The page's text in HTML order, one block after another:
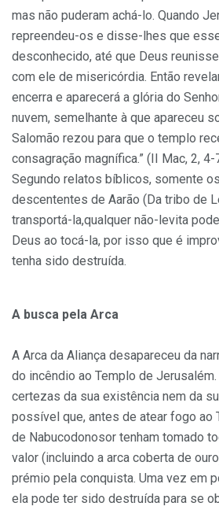
mas não puderam achá-lo. Quando
repreendeu-os e disse-lhes que
desconhecido, até que Deus
com ele de misericórdia. Então
encerra e aparecerá a glória do
nuvem, semelhante à que apareceu
Salomão rezou para que o templo
consagração magnífica.” (II Mac, 2,
Segundo relatos bíblicos, somente
descententes de Aarão (Da tribo de
transportá-la,qualquer não-levita
Deus ao tocá-la, por isso que é
tenha sido destruída.
A busca pela Arca
A Arca da Aliança desapareceu da
do incêndio ao Templo de
certezas da sua existência nem da
possível que, antes de atear fogo ao
de Nabucodonosor tenham tomado
valor (incluindo a arca coberta de
prémio pela conquista. Uma vez em
ela pode ter sido destruída para se